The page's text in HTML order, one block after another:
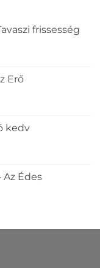
frissesség
Erő
kedv
Az Édes